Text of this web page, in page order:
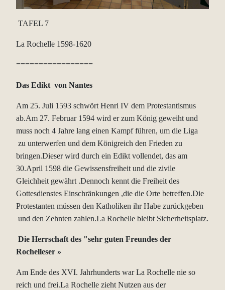
TAFEL 7
La Rochelle 1598-1620
=================
Das Edikt von Nantes
Am 25. Juli 1593 schwört Henri IV dem Protestantismus
ab.Am 27. Februar 1594 wird er zum König geweiht und
muss noch 4 Jahre lang einen Kampf führen, um die Liga
zu unterwerfen und dem Königreich den Frieden zu
bringen.Dieser wird durch ein Edikt vollendet, das am
30.April 1598 die Gewissensfreiheit und die zivile
Gleichheit gewährt .Dennoch kennt die Freiheit des
Gottesdienstes Einschränkungen ,die die Orte betreffen.Die
Protestanten müssen den Katholiken ihr Habe zurückgeben
und den Zehnten zahlen.La Rochelle bleibt Sicherheitsplatz.
Die Herrschaft des "sehr guten Freundes der
Rochelleser »
Am Ende des XVI. Jahrhunderts war La Rochelle nie so
reich und frei.La Rochelle zieht Nutzen aus der